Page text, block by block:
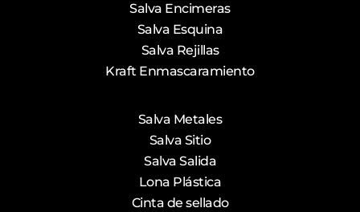
Salva Encimeras
Salva Esquina
Salva Rejillas
Kraft Enmascaramiento
Salva Metales
Salva Sitio
Salva Salida
Lona Plástica
Cinta de sellado